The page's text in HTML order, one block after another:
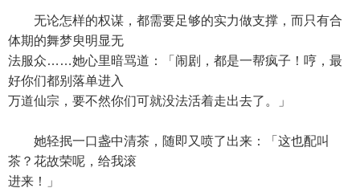
无论怎样的权谋，都需要足够的实力做支撑，而只有合
体期的舞梦臾明显无
法服众……她心里暗骂道：「闹剧，都是一帮疯子！哼，最
好你们都别落单进入
万道仙宗，要不然你们可就没法活着走出去了。」
她轻抿一口盏中清茶，随即又喷了出来：「这也配叫
茶？花故荣呢，给我滚
进来！」